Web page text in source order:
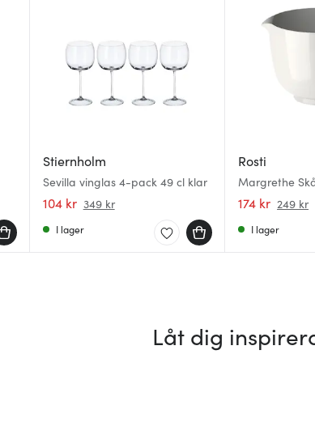
Stiernholm
Sevilla vinglas 4-pack 49 cl klar
104 kr 349 kr
I lager
Rosti
Margrethe
174 kr 249 kr
I lager
Låt dig